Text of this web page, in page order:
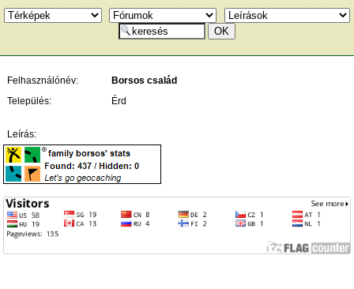
Felhasználónév:
Borsos család
Település:
Érd
Leírás: